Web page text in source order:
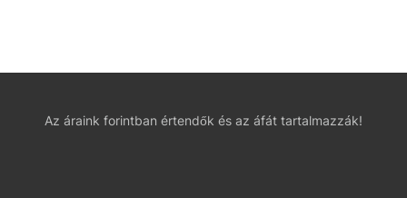
Az áraink forintban értendők és az áfát tartalmazzák!